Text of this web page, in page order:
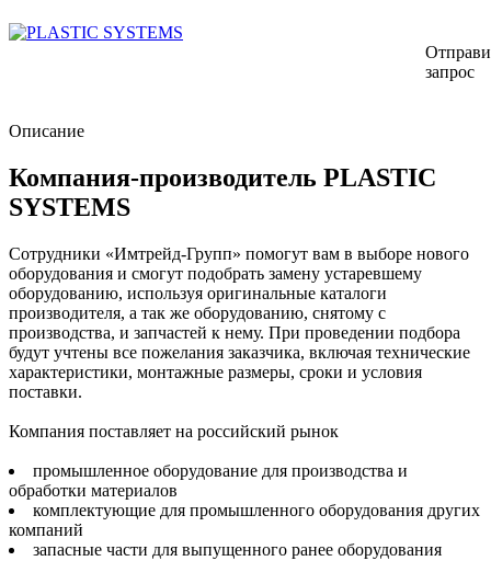
запрос
Описание
Компания-производитель PLASTIC
SYSTEMS
Сотрудники «Имтрейд-Групп» помогут вам в выборе нового
оборудования и смогут подобрать замену устаревшему
оборудованию, используя оригинальные каталоги
производителя, а так же оборудованию, снятому с
производства, и запчастей к нему. При проведении подбора
будут учтены все пожелания заказчика, включая технические
характеристики, монтажные размеры, сроки и условия
поставки.
Компания поставляет на российский рынок
промышленное оборудование для производства и
обработки материалов
комплектующие для промышленного оборудования других
компаний
запасные части для выпущенного ранее оборудования